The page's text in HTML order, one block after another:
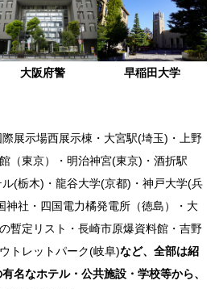
大阪府警
早稲田大学
展示場西展示棟・大宮駅(埼玉)・上野
（東京）・明治神宮(東京)・酒折駅
ル(栃木)・龍谷大学(京都)・神戸大学(兵
神社・四国電力橘発電所（徳島）・大
暫定リスト・長崎市原爆資料館・吉野
トレットパーク(岐阜)など、全部は紹
名なホテル・公共施設・学校等から、